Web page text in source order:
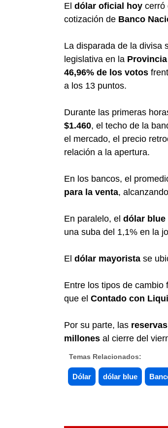
El dólar oficial hoy cerró
cotización de Banco
La disparada de la divisa
legislativa en la
46,96% de los votos
a los 13 puntos.
Durante las primeras
$1.460, el techo de la
el mercado, el precio
relación a la apertura.
En los bancos, el
para la venta,
En paralelo, el dólar blue
una suba del 1,1% en la
El dólar mayorista se
Entre los tipos de cambio
que el Contado con
Por su parte, las
millones al cierre del
Temas Relacionados:
Dólar dólar blue